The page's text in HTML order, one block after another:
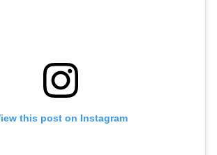
this post on Instagram